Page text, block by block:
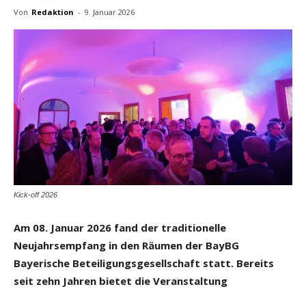
Von Redaktion - 9. Januar 2026
Kick-off 2026
Am 08. Januar 2026 fand der traditionelle
Neujahrsempfang in den Räumen der BayBG
Bayerische Beteiligungsgesellschaft statt. Bereits
seit zehn Jahren bietet die Veranstaltung